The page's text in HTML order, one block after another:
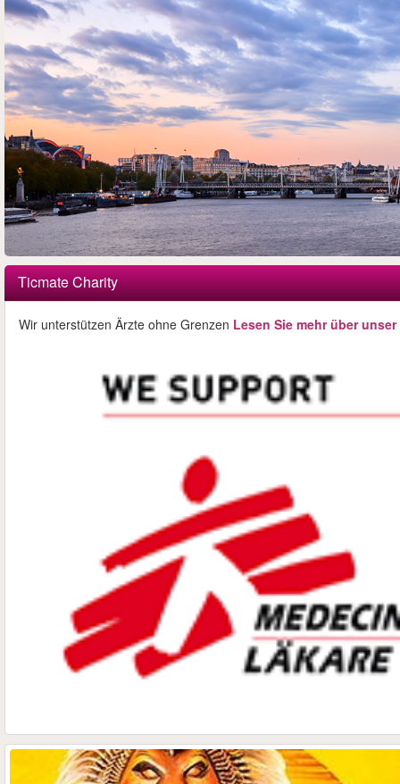
Ticmate Charity
Wir unterstützen Ärzte ohne Grenzen Lesen Sie mehr über